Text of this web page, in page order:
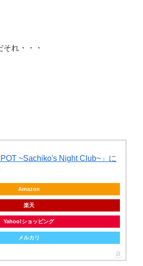
それ・・・
~Sachiko's Night Club~」に
Amazon
楽天
Yahoo!ショッピング
メルカリ